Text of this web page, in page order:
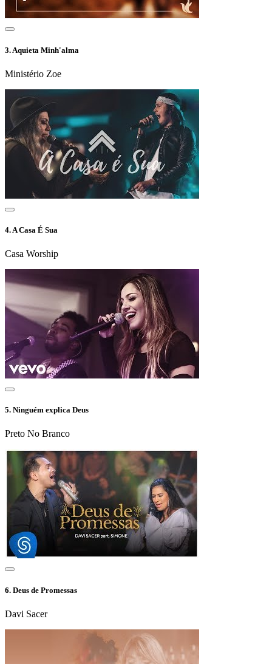
3. Aquieta Minh'alma
Ministério Zoe
4. A Casa É Sua
Casa Worship
5. Ninguém explica Deus
Preto No Branco
6. Deus de Promessas
Davi Sacer